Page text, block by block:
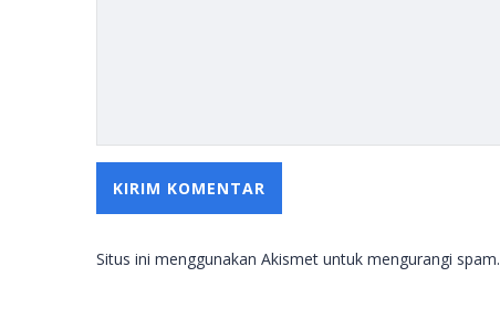
Situs ini menggunakan Akismet untuk mengurangi spam.